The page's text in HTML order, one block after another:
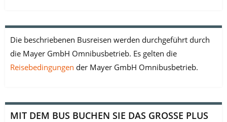
Die beschriebenen Busreisen werden durchgeführt durch
die Mayer GmbH Omnibusbetrieb. Es gelten die
Reisebedingungen der Mayer GmbH Omnibusbetrieb.
MIT DEM BUS BUCHEN SIE DAS GROSSE PLUS